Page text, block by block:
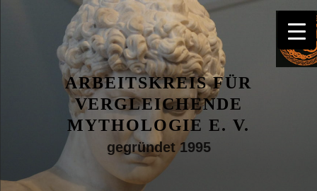
ARBEITSKREIS FÜR
VERGLEICHENDE
MYTHOLOGIE E. V.
gegründet 1995